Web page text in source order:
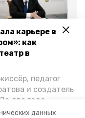
данных
карьере в
как
в
педагог
и создатель
два года
спектаклей,
, 15:28
следить за
транспорта в